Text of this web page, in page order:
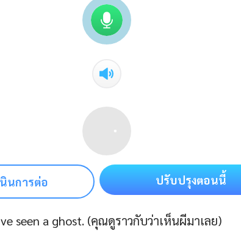
นินการต่อ ปรับปรุงตอนนี้
seen a ghost. (คุณดูราวกับว่าเห็นผีมาเลย)